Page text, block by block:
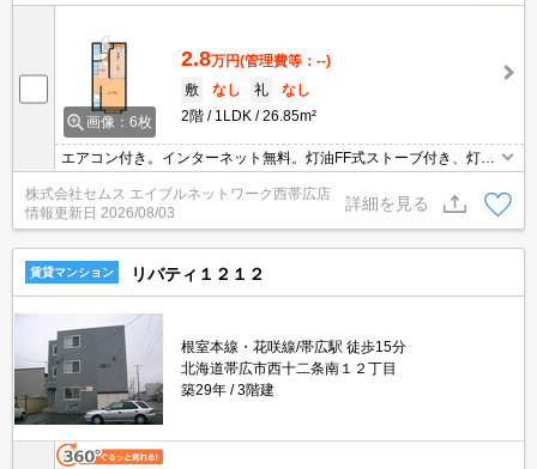
画像：6枚
2.8万円(管理費等：--)
敷
なし 礼
なし
2階
1LDK 26.85m²
エアコン付き。インターネット無料。灯油FF式ストーブ付き、灯油
はメーター検針タイプ。バス・トイレ別。照明器具付き。敷金・礼
金無し初期費用軽減可能！
株式会社セムス エイブルネットワーク西帯広店
情報更新日 2026/08/03
詳細を見る
賃貸マンション リバティ１２１２
根室本線・花咲線/帯広駅 徒歩15分
北海道帯広市西十二条南１２丁目
築29年
3階建